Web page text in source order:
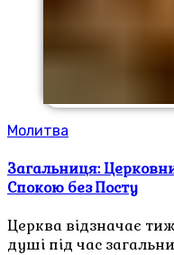
Молитва
Загальниця:
Спокою без Посту
Церква відзначає
душі під час